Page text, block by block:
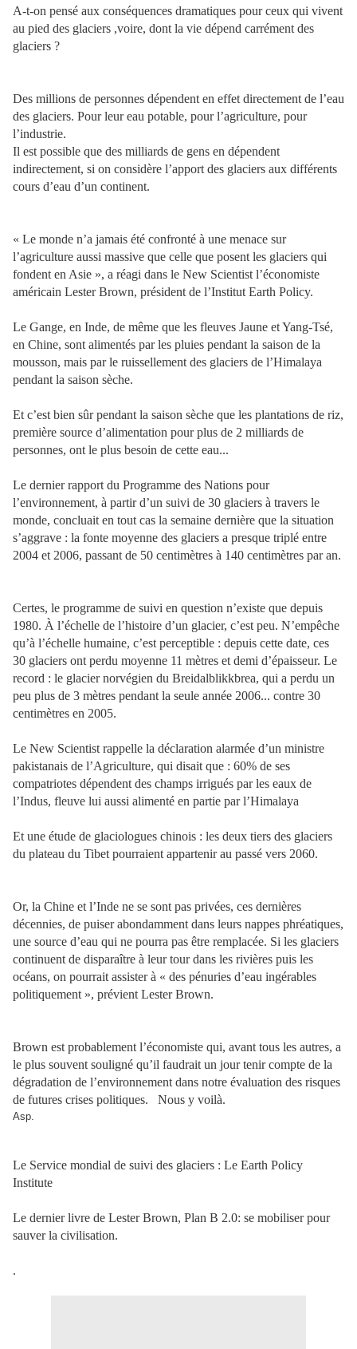
A-t-on pensé aux conséquences dramatiques pour ceux qui vivent
au pied des glaciers ,voire, dont la vie dépend carrément des
glaciers ?
Des millions de personnes dépendent en effet directement de l’eau
des glaciers. Pour leur eau potable, pour l’agriculture, pour
l’industrie.
Il est possible que des milliards de gens en dépendent
indirectement, si on considère l’apport des glaciers aux différents
cours d’eau d’un continent.
« Le monde n’a jamais été confronté à une menace sur
l’agriculture aussi massive que celle que posent les glaciers qui
fondent en Asie », a réagi dans le New Scientist l’économiste
américain Lester Brown, président de l’Institut Earth Policy.
Le Gange, en Inde, de même que les fleuves Jaune et Yang-Tsé,
en Chine, sont alimentés par les pluies pendant la saison de la
mousson, mais par le ruissellement des glaciers de l’Himalaya
pendant la saison sèche.
Et c’est bien sûr pendant la saison sèche que les plantations de riz,
première source d’alimentation pour plus de 2 milliards de
personnes, ont le plus besoin de cette eau...
Le dernier rapport du Programme des Nations pour
l’environnement, à partir d’un suivi de 30 glaciers à travers le
monde, concluait en tout cas la semaine dernière que la situation
s’aggrave : la fonte moyenne des glaciers a presque triplé entre
2004 et 2006, passant de 50 centimètres à 140 centimètres par an.
Certes, le programme de suivi en question n’existe que depuis
1980. À l’échelle de l’histoire d’un glacier, c’est peu. N’empêche
qu’à l’échelle humaine, c’est perceptible : depuis cette date, ces
30 glaciers ont perdu moyenne 11 mètres et demi d’épaisseur. Le
record : le glacier norvégien du Breidalblikkbrea, qui a perdu un
peu plus de 3 mètres pendant la seule année 2006... contre 30
centimètres en 2005.
Le New Scientist rappelle la déclaration alarmée d’un ministre
pakistanais de l’Agriculture, qui disait que : 60% de ses
compatriotes dépendent des champs irrigués par les eaux de
l’Indus, fleuve lui aussi alimenté en partie par l’Himalaya
Et une étude de glaciologues chinois : les deux tiers des glaciers
du plateau du Tibet pourraient appartenir au passé vers 2060.
Or, la Chine et l’Inde ne se sont pas privées, ces dernières
décennies, de puiser abondamment dans leurs nappes phréatiques,
une source d’eau qui ne pourra pas être remplacée. Si les glaciers
continuent de disparaître à leur tour dans les rivières puis les
océans, on pourrait assister à « des pénuries d’eau ingérables
politiquement », prévient Lester Brown.
Brown est probablement l’économiste qui, avant tous les autres, a
le plus souvent souligné qu’il faudrait un jour tenir compte de la
dégradation de l’environnement dans notre évaluation des risques
de futures crises politiques.
Nous y voilà.
Asp.
Le Service mondial de suivi des glaciers : Le Earth Policy
Institute
Le dernier livre de Lester Brown, Plan B 2.0: se mobiliser pour
sauver la civilisation.
.